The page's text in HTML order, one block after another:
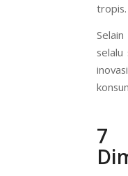
tropis.
7